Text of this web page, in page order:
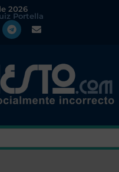
2026
Portella